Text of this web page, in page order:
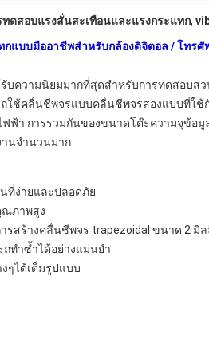
ดสอบแรงสั่นสะเทือนและแรงกระแทก,
แบบมืออาชีพสำหรับกล้องดิจิตอล / โทรศั
บความนิยมมากที่สุดสำหรับการทดสอบส่
ใช้คลื่นชีพจรแบบคลื่นชีพจรสองแบบที่ใช้
ฟ้า การรวมกันของขนาดโต๊ะความจุข้อ
านจำนวนมาก
นที่ง่ายและปลอดภัย
ณภาพสูง
รสร้างคลื่นชีพจร trapezoidal ขนาด 2 มิ
ทำซ้ำได้อย่างแม่นยำ
ๆได้เต็มรูปแบบ